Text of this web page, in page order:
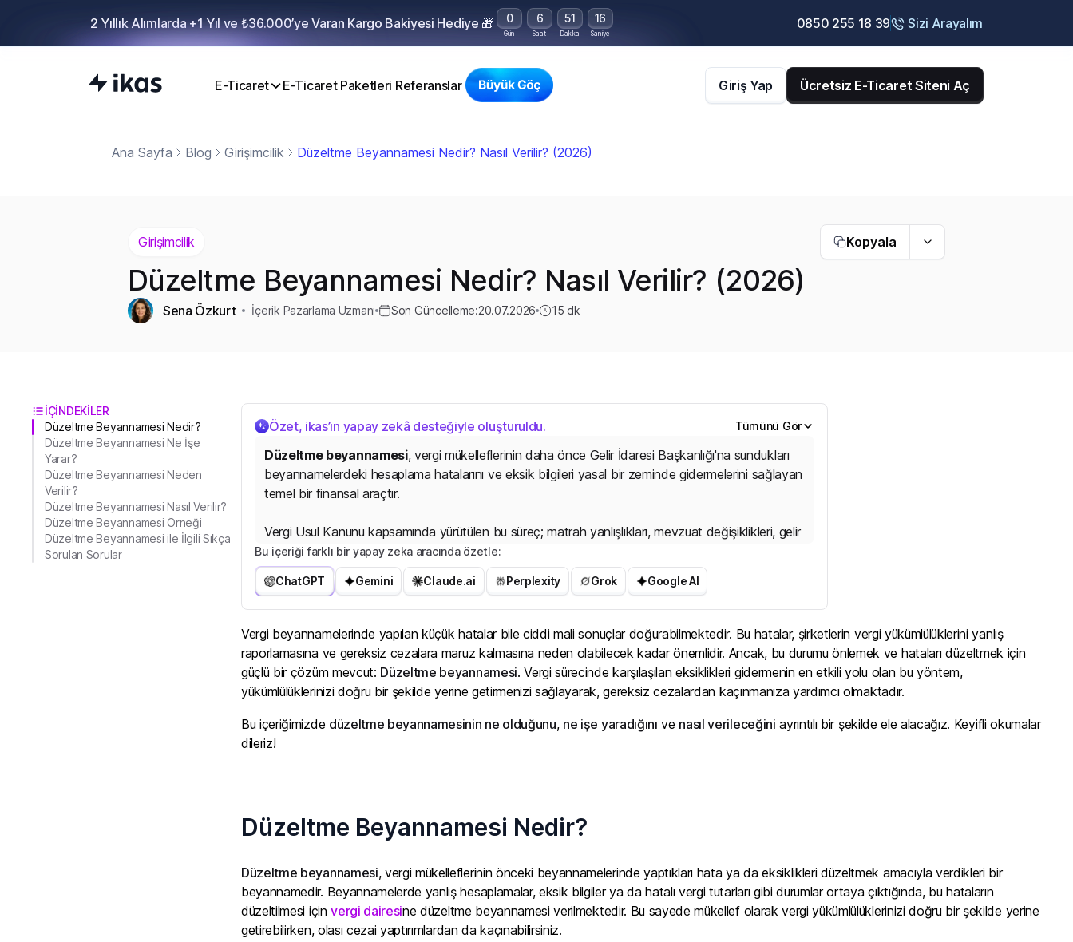
2 Yıllık Alımlarda +1 Yıl ve ₺36.000’ye Varan Kargo Bakiyesi Hediye 🎁 0
Gün
6
Saat
51
Dakika
14
Saniye
0850 255 18 39 Sizi Arayalım
E-Ticaret E-Ticaret Paketleri Referanslar Giriş Yap Ücretsiz E-Ticaret Siteni Aç
Ana Sayfa Blog Girişimcilik Düzeltme Beyannamesi Nedir? Nasıl Verilir? (2026)
Girişimcilik Kopyala
Düzeltme Beyannamesi Nedir? Nasıl Verilir? (2026)
Sena Özkurt İçerik Pazarlama Uzmanı Son Güncelleme:20.07.2026 15 dk
İÇİNDEKİLER
Düzeltme Beyannamesi Nedir?
Düzeltme Beyannamesi Ne İşe
Yarar?
Düzeltme Beyannamesi Neden
Verilir?
Düzeltme Beyannamesi Nasıl Verilir?
Düzeltme Beyannamesi Örneği
Düzeltme Beyannamesi ile İlgili Sıkça
Sorulan Sorular
Özet, ikas’ın yapay zekâ desteğiyle oluşturuldu. Tümünü Gör
Düzeltme beyannamesi, vergi mükelleflerinin daha önce Gelir İdaresi Başkanlığı'na sundukları
beyannamelerdeki hesaplama hatalarını ve eksik bilgileri yasal bir zeminde gidermelerini sağlayan
temel bir finansal araçtır.
Vergi Usul Kanunu kapsamında yürütülen bu süreç; matrah yanlışlıkları, mevzuat değişiklikleri, gelir
ve giderlerin yeniden değerlendirilmesi veya vergi dairesi uyarıları sonucunda mükelleflerin mali
tablolarını güncellemelerine olanak tanır.
İşletmeler; muhtasar beyan
Bu içeriği farklı bir yapay zeka aracında özetle:
ChatGPT Gemini Claude.ai Perplexity Grok Google AI
Vergi beyannamelerinde yapılan küçük hatalar bile ciddi mali sonuçlar doğurabilmektedir. Bu hatalar, şirketlerin vergi yükümlülüklerini yanlış
raporlamasına ve gereksiz cezalara maruz kalmasına neden olabilecek kadar önemlidir. Ancak, bu durumu önlemek ve hataları düzeltmek için
güçlü bir çözüm mevcut: Düzeltme beyannamesi. Vergi sürecinde karşılaşılan eksiklikleri gidermenin en etkili yolu olan bu yöntem,
yükümlülüklerinizi doğru bir şekilde yerine getirmenizi sağlayarak, gereksiz cezalardan kaçınmanıza yardımcı olmaktadır.
Bu içeriğimizde düzeltme beyannamesinin ne olduğunu, ne işe yaradığını ve nasıl verileceğini ayrıntılı bir şekilde ele alacağız. Keyifli okumalar
dileriz!
Düzeltme Beyannamesi Nedir?
Düzeltme beyannamesi, vergi mükelleflerinin önceki beyannamelerinde yaptıkları hata ya da eksiklikleri düzeltmek amacıyla verdikleri bir
beyannamedir. Beyannamelerde yanlış hesaplamalar, eksik bilgiler ya da hatalı vergi tutarları gibi durumlar ortaya çıktığında, bu hataların
düzeltilmesi içinvergi dairesine düzeltme beyannamesi verilmektedir. Bu sayede mükellef olarak vergi yükümlülüklerinizi doğru bir şekilde yerine
getirebilirken, olası cezai yaptırımlardan da kaçınabilirsiniz.